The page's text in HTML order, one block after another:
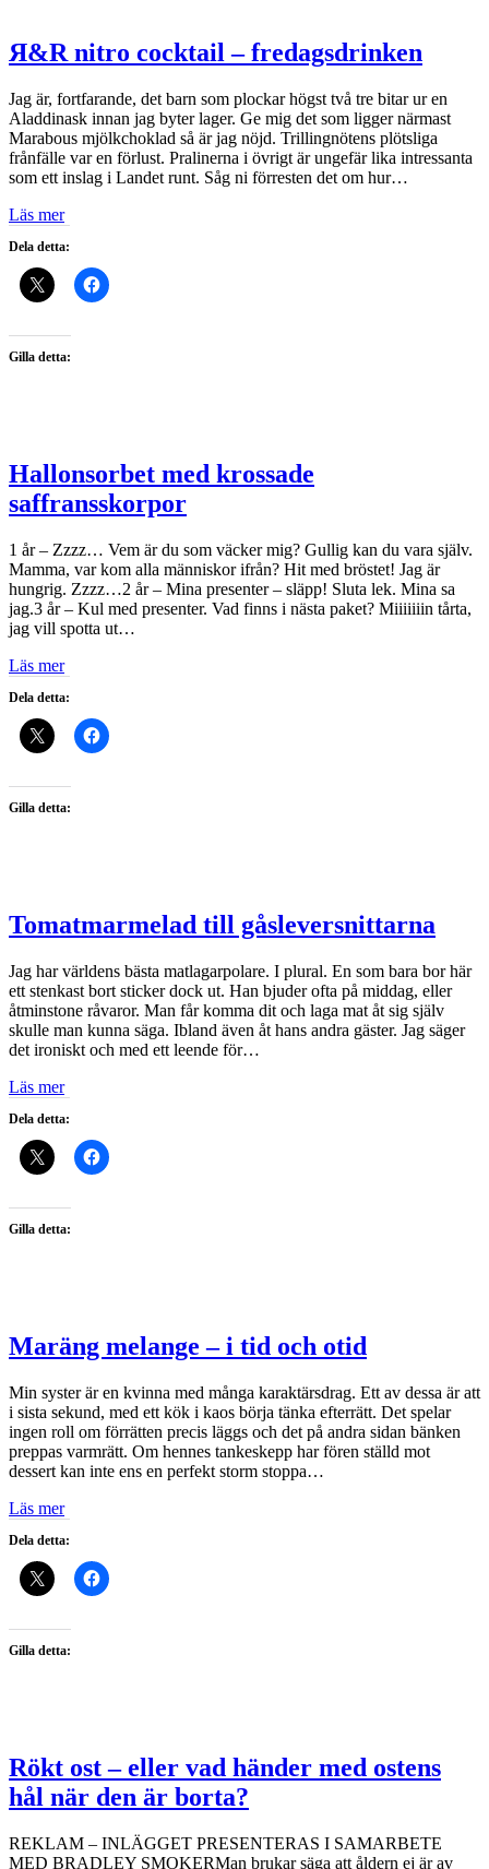
Я&R nitro cocktail – fredagsdrinken
Jag är, fortfarande, det barn som plockar högst två tre bitar ur en
Aladdinask innan jag byter lager. Ge mig det som ligger närmast
Marabous mjölkchoklad så är jag nöjd. Trillingnötens plötsliga
frånfälle var en förlust. Pralinerna i övrigt är ungefär lika intressanta
som ett inslag i Landet runt. Såg ni förresten det om hur…
Läs mer
Dela detta:
Gilla detta:
Hallonsorbet med krossade
saffransskorpor
1 år – Zzzz… Vem är du som väcker mig? Gullig kan du vara själv.
Mamma, var kom alla människor ifrån? Hit med bröstet! Jag är
hungrig. Zzzz…2 år – Mina presenter – släpp! Sluta lek. Mina sa
jag.3 år – Kul med presenter. Vad finns i nästa paket? Miiiiiiin tårta,
jag vill spotta ut…
Läs mer
Dela detta:
Gilla detta:
Tomatmarmelad till gåsleversnittarna
Jag har världens bästa matlagarpolare. I plural. En som bara bor här
ett stenkast bort sticker dock ut. Han bjuder ofta på middag, eller
åtminstone råvaror. Man får komma dit och laga mat åt sig själv
skulle man kunna säga. Ibland även åt hans andra gäster. Jag säger
det ironiskt och med ett leende för…
Läs mer
Dela detta:
Gilla detta:
Maräng melange – i tid och otid
Min syster är en kvinna med många karaktärsdrag. Ett av dessa är att
i sista sekund, med ett kök i kaos börja tänka efterrätt. Det spelar
ingen roll om förrätten precis läggs och det på andra sidan bänken
preppas varmrätt. Om hennes tankeskepp har fören ställd mot
dessert kan inte ens en perfekt storm stoppa…
Läs mer
Dela detta:
Gilla detta:
Rökt ost – eller vad händer med ostens
hål när den är borta?
REKLAM – INLÄGGET PRESENTERAS I SAMARBETE
MED BRADLEY SMOKERMan brukar säga att åldern ej är av